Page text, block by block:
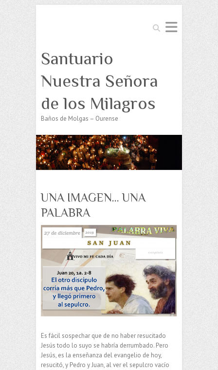
Buscar
Santuario
Nuestra Señora
de los Milagros
Baños de Molgas – Ourense
UNA IMAGEN… UNA
PALABRA
Es fácil sospechar que de no haber resucitado
Jesús todo lo suyo se habría derrumbado. Pero
Jesús, es la enseñanza del evangelio de hoy,
resucitó, y Pedro y Juan, al ver el sepulcro vacío